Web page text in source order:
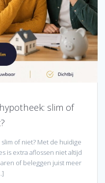
slim of
of niet? Met de huidige
is extra aflossen niet altijd
of beleggen juist meer